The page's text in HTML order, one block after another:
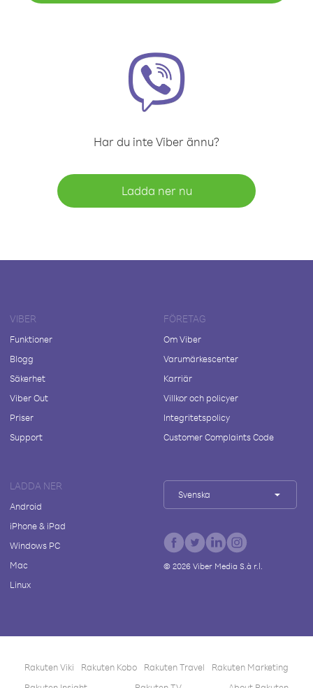
Har du inte Viber ännu?
Ladda ner nu
VIBER
Funktioner
Blogg
Säkerhet
Viber Out
Priser
Support
FÖRETAG
Om Viber
Varumärkescenter
Karriär
Villkor och policyer
Integritetspolicy
Customer Complaints Code
LADDA NER
Android
iPhone & iPad
Windows PC
Mac
Linux
Svenska
© 2026Viber Media S.à r.l.
Rakuten Viki Rakuten Kobo Rakuten Travel
Rakuten Marketing